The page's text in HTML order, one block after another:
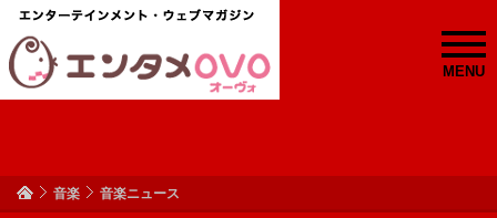
MENU
音楽 音楽ニュース